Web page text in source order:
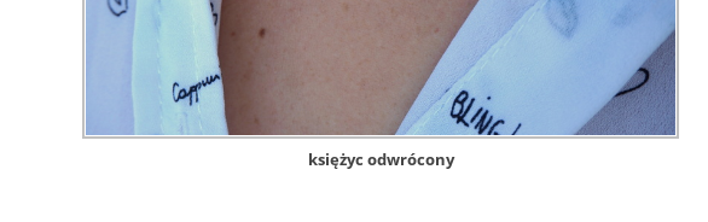
księżyc odwrócony